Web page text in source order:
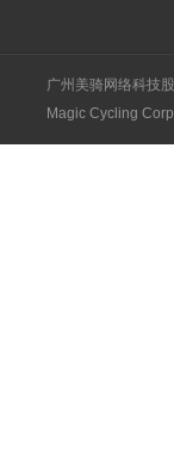
广州美骑网络科技
Magic Cycling